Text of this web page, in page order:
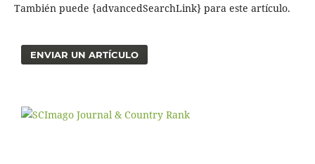
También puede {advancedSearchLink} para este artículo.
ENVIAR UN ARTÍCULO